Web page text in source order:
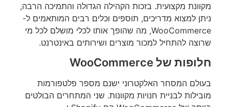
מקוונת מקצועית. בזכות הקהילה הגדולה והתמיכה הרבה,
ניתן למצוא מדריכים, תוספים וכלים רבים המותאמים ל-
WooCommerce, מה שהופך אותו לכלי מושלם לכל מי
שרוצה להתחיל למכור מוצרים ושירותים באינטרנט.
חלופות של WooCommerce
בעולם המסחר האלקטרוני ישנם מספר פלטפורמות
מובילות לבניית חנויות מקוונות. שני המתחרים הבולטים